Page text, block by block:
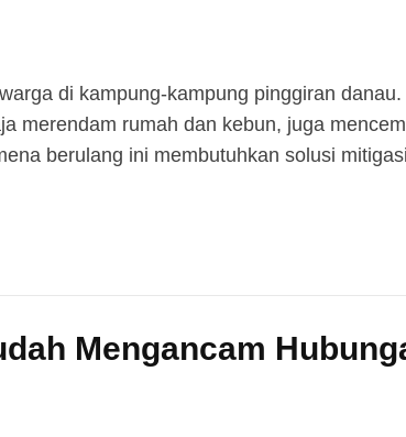
di kampung-kampung pinggiran
merendam rumah dan kebun, juga
berulang ini membutuhkan solusi
Mengancam